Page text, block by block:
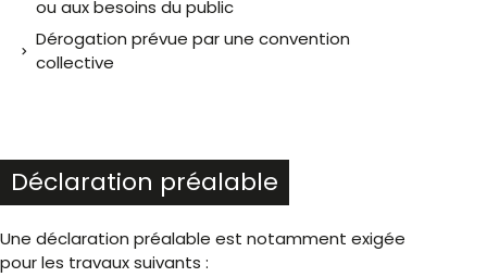
ou aux besoins du public
Dérogation prévue par une convention
collective
Déclaration préalable
Une déclaration préalable est notamment exigée
pour les travaux suivants :